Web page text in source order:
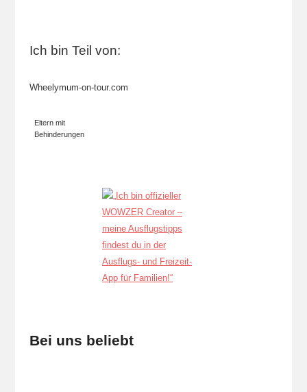
Ich bin Teil von:
Wheelymum-on-tour.com
Eltern mit
Behinderungen
Bei uns beliebt